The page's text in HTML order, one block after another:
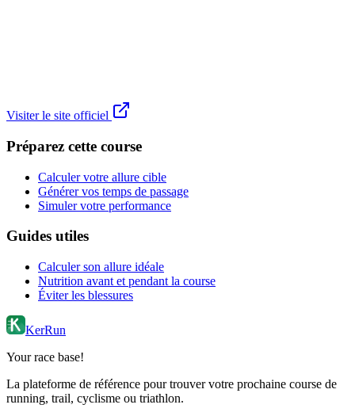
Visiter le site officiel
Préparez cette course
Calculer votre allure cible
Générer vos temps de passage
Simuler votre performance
Guides utiles
Calculer son allure idéale
Nutrition avant et pendant la course
Éviter les blessures
KerRun
Your race base!
La plateforme de référence pour trouver votre prochaine course de
running, trail, cyclisme ou triathlon.